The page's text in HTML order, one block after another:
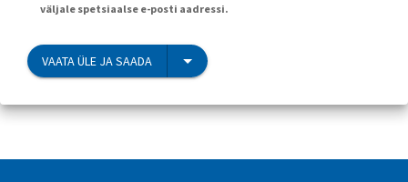
väljale spetsiaalse e-posti aadressi.
VAATA ÜLE JA SAADA